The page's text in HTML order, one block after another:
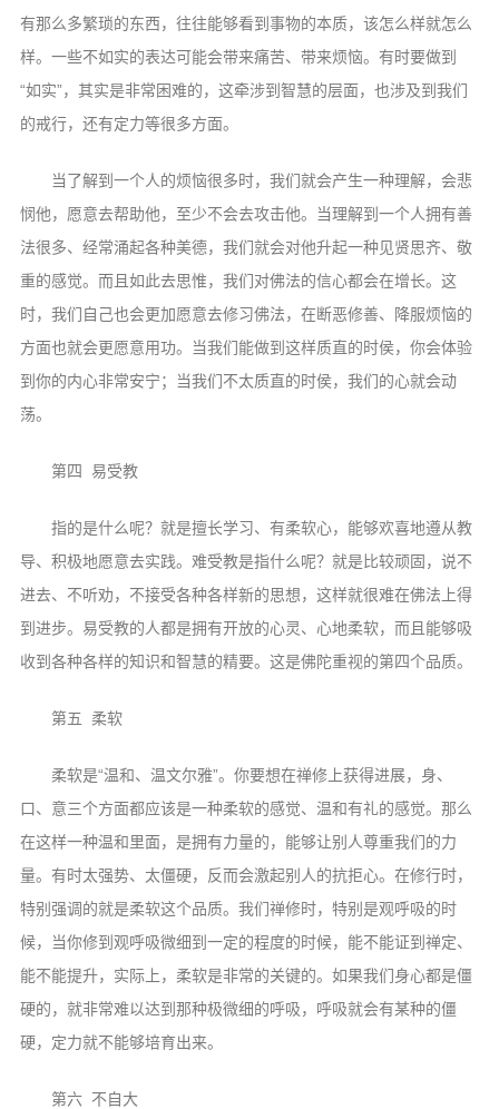
有那么多繁琐的东西，往往能够看到事物的本质，该怎么样就怎么
样。一些不如实的表达可能会带来痛苦、带来烦恼。有时要做到
“如实”，其实是非常困难的，这牵涉到智慧的层面，也涉及到我们
的戒行，还有定力等很多方面。
当了解到一个人的烦恼很多时，我们就会产生一种理解，会悲
悯他，愿意去帮助他，至少不会去攻击他。当理解到一个人拥有善
法很多、经常涌起各种美德，我们就会对他升起一种见贤思齐、敬
重的感觉。而且如此去思惟，我们对佛法的信心都会在增长。这
时，我们自己也会更加愿意去修习佛法，在断恶修善、降服烦恼的
方面也就会更愿意用功。当我们能做到这样质直的时侯，你会体验
到你的内心非常安宁；当我们不太质直的时侯，我们的心就会动
荡。
第四 易受教
指的是什么呢？就是擅长学习、有柔软心，能够欢喜地遵从教
导、积极地愿意去实践。难受教是指什么呢？就是比较顽固，说不
进去、不听劝，不接受各种各样新的思想，这样就很难在佛法上得
到进步。易受教的人都是拥有开放的心灵、心地柔软，而且能够吸
收到各种各样的知识和智慧的精要。这是佛陀重视的第四个品质。
第五 柔软
柔软是“温和、温文尔雅”。你要想在禅修上获得进展，身、
口、意三个方面都应该是一种柔软的感觉、温和有礼的感觉。那么
在这样一种温和里面，是拥有力量的，能够让别人尊重我们的力
量。有时太强势、太僵硬，反而会激起别人的抗拒心。在修行时，
特别强调的就是柔软这个品质。我们禅修时，特别是观呼吸的时
候，当你修到观呼吸微细到一定的程度的时候，能不能证到禅定、
能不能提升，实际上，柔软是非常的关键的。如果我们身心都是僵
硬的，就非常难以达到那种极微细的呼吸，呼吸就会有某种的僵
硬，定力就不能够培育出来。
第六 不自大